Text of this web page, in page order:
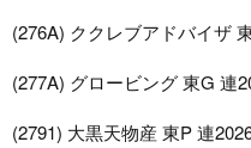
(276A) ククレブアドバイザ
(277A) グロービング 東G 連
(2791) 大黒天物産 東P 連